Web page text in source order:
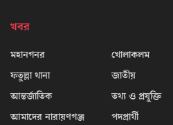
খবর
মহানগনর
ফতুল্লা থানা
আন্তর্জাতিক
আমাদের নারায়ণগঞ্জ
খোলাকলম
জাতীয়
তথ্য ও প্রযুক্তি
পদপ্রার্থী